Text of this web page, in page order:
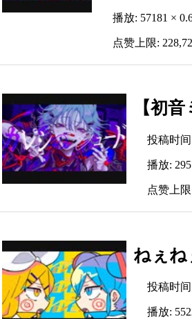
播放: 57181 ×
点赞上限:
【初
投稿时间
播放:
点赞上
ねぇね
投稿时间
播放: